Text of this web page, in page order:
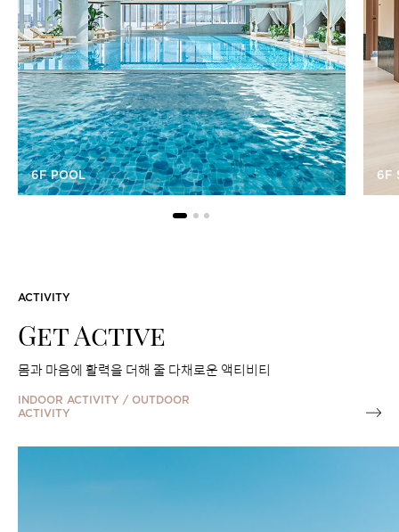
6F POOL 6F
ACTIVITY
Get Active
몸과 마음에 활력을 더해 줄 다채로운 액티비티
INDOOR ACTIVITY / OUTDOOR
ACTIVITY